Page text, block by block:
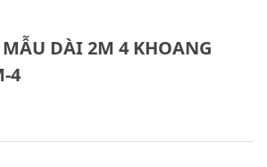
MẪU DÀI 2M 4 KHOANG
4